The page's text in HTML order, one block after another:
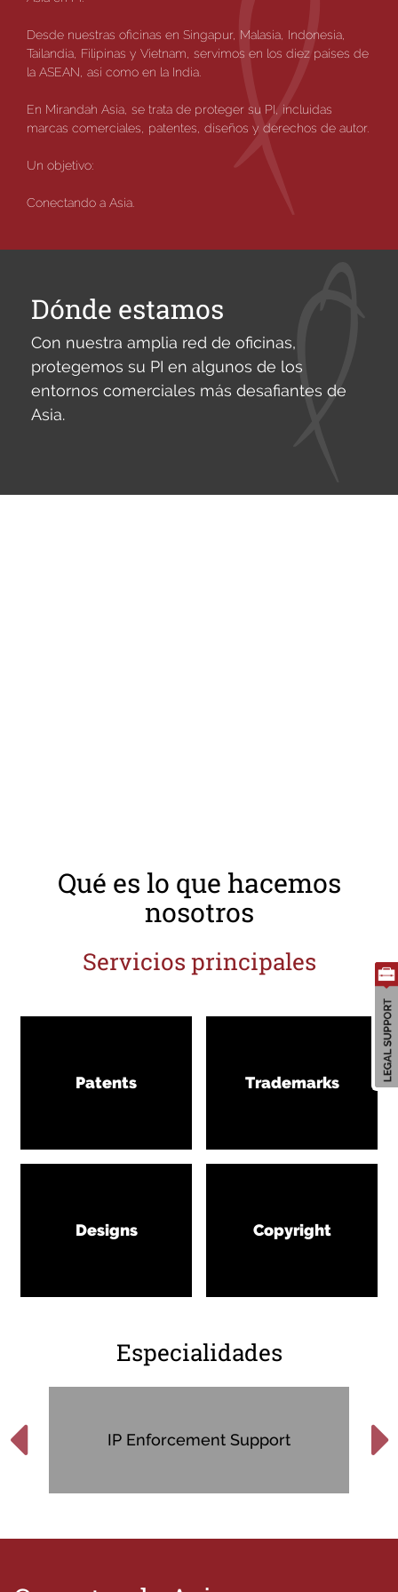
for:
Desde nuestras oficinas en Singapur, Malasia, Indonesia,
Tailandia, Filipinas y Vietnam, servimos en los diez países de
la ASEAN, así como en la India.
En Mirandah Asia, se trata de proteger su PI, incluidas
marcas comerciales, patentes, diseños y derechos de autor.
Un objetivo:
Conectando a Asia.
Dónde estamos
Con nuestra amplia red de oficinas,
protegemos su PI en algunos de los
entornos comerciales más desafiantes de
Asia.
Qué es lo que hacemos
nosotros
Servicios principales
Patents Trademarks
Designs Copyright
Especialidades
IP Enforcement Support